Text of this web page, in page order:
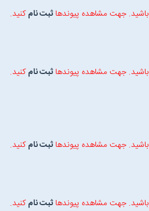
جهت مشاهده پیوندها ثبت نامکنید.
جهت مشاهده پیوندها ثبت نامکنید.
جهت مشاهده پیوندها ثبت نامکنید.
جهت مشاهده پیوندها ثبت نامکنید.